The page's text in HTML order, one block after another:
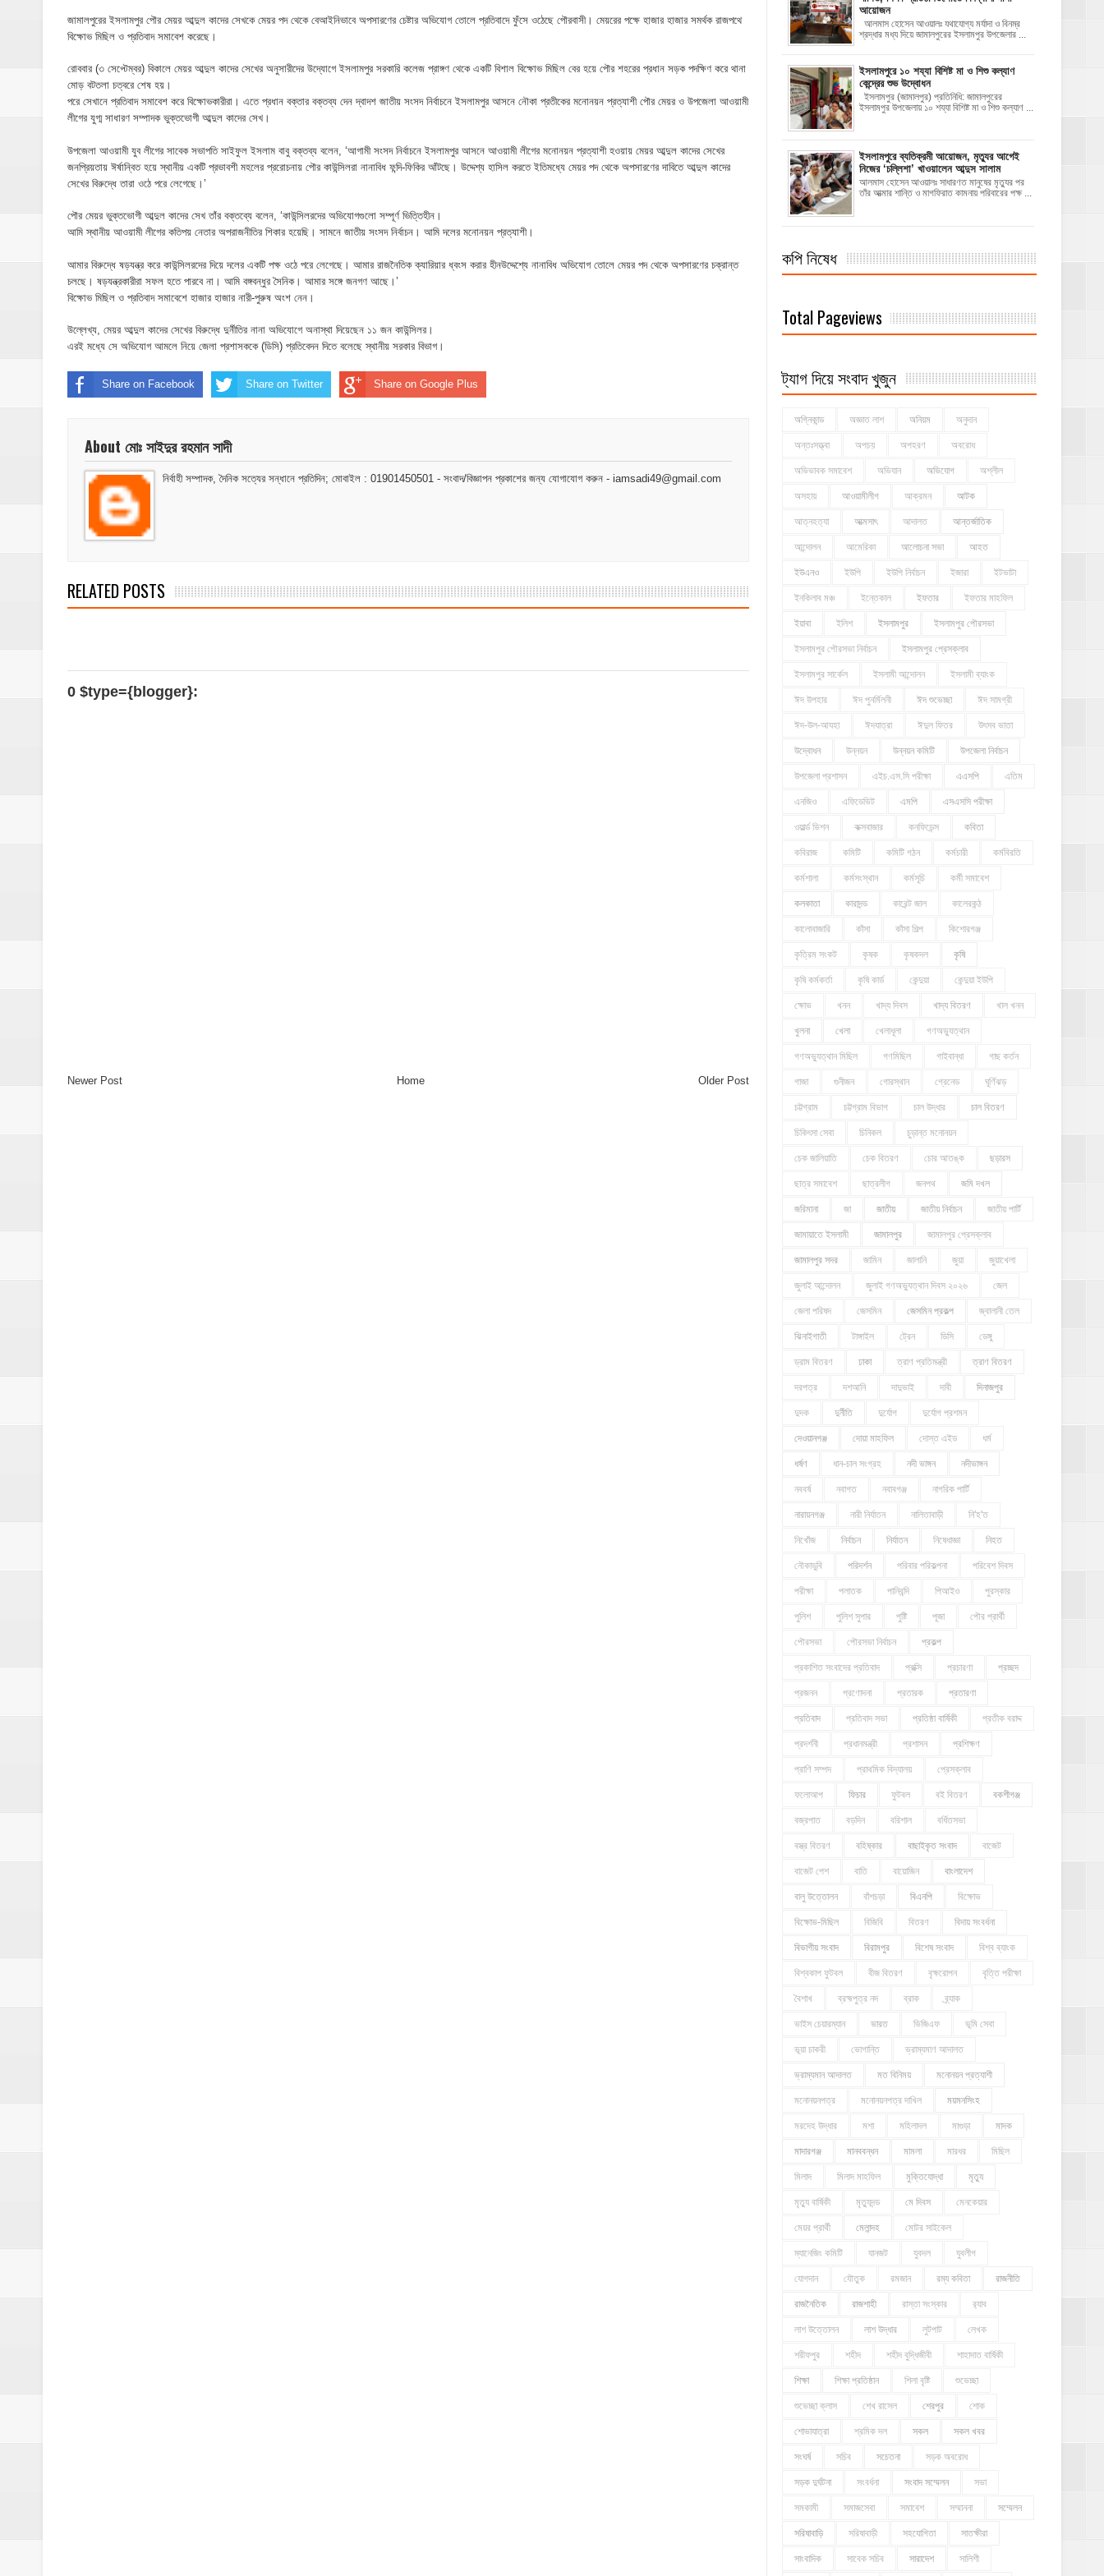
ইসলামপুরে ব্রহ্মপুত্র নদের ভাঙ্গন; চোখের সামনেই ভিটে মাটি হারিয়ে দিশেহারা মানুষ
মনটা আমার কেন যে ভালো লাগে না?- আতিকুর রহমান
ঝিনাইগাতীতে ভাতিজাদের হামলায় চাচী নিহত; হত্যা মামলার প্রস্তুতি
‎ইসলামপুরে এতিমখানার কমিটি নিয়ে হট্টগোল, সমাজসেবা কর্মচারীর বিরুদ্ধে ঘুষের অভিযোগ
আমরা সবই করতে চাই, তবে আমাদের হাত-পা বাঁধা; শেরপুরে ত্রাণ প্রতিমন্ত্রী
ইসলামপুরে আর্থিক সাক্ষরতা ও লেনদেনে নিরাপত্তা বিষয়ক কর্মশালা ও গ্রাহক সমাবেশ অনুষ্ঠিত
ইসলামপুরে কাঁসা শিল্প উন্নয়ন কমিটি ঘোষণা- সভাপতি উত্তম, সম্পাদক মহাদেব
​ইসলামপুর মহলগিরী উচ্চ বিদ্যালয়ে নজিরবিহীন জালিয়াতি; রেজাল্ট ছাড়াই শিক্ষক নিয়োগ
ইসলামপুরে তৃতীয় লিঙ্গ জনগোষ্ঠীর সক্ষমতা উন্নয়ন বিষয়ক প্রশিক্ষণ অনুষ্ঠিত
মাদকের ব্যাপারে কোনো সুপারিশ চলবে না, বিএনপির হলেও শাস্তি আরও বেশি হবে” — এমপি মাহমুদুল হক রুবেল
​ইসলামপুরে পূর্বশত্রুতার জেরে প্রতিপক্ষের বসতঘরে মধ্যরাতে তাণ্ডব,গরু,স্বর্ণালঙ্কারসহ বিপুল টাকা লুট
‎ইসলামপুর স্বাস্থ্য কমপ্লেক্স ১০১ শয্যায় উন্নীত, বাবু এমপির উন্নয়নের ধারায় স্বাস্থ্যসেবায় নতুন দিগন্ত
জামালপুরের ইসলামপুর পৌর মেয়র আব্দুল কাদের সেখকে মেয়র পদ থেকে বেআইনিভাবে অপসারণের চেষ্টার অভিযোগ তোলে প্রতিবাদে ফুঁসে ওঠেছে পৌরবাসী। মেয়রের পক্ষে হাজার হাজার সমর্থক রাজপথে
বিক্ষোভ মিছিল ও প্রতিবাদ সমাবেশ করেছে।
রোববার (৩ সেপ্টেম্বর) বিকালে মেয়র আব্দুল কাদের সেখের অনুসারীদের উদ্যোগে ইসলামপুর সরকারি কলেজ প্রাঙ্গণ থেকে একটি বিশাল বিক্ষোভ মিছিল বের হয়ে পৌর শহরের প্রধান সড়ক পদক্ষিণ করে থানা
মোড় বটতলা চত্বরে শেষ হয়।
পরে সেখানে প্রতিবাদ সমাবেশ করে বিক্ষোভকারীরা। এতে প্রধান বক্তার বক্তব্য দেন দ্বাদশ জাতীয় সংসদ নির্বাচনে ইসলামপুর আসনে নৌকা প্রতীকের মনোনয়ন প্রত্যাশী পৌর মেয়র ও উপজেলা আওয়ামী
লীগের যুগ্ম সাধারণ সম্পাদক ভুক্তভোগী আব্দুল কাদের সেখ।
উপজেলা আওয়ামী যুব লীগের সাবেক সভাপতি সাইফুল ইসলাম বাবু বক্তব্য বলেন, ‘আগামী সংসদ নির্বাচনে ইসলামপুর আসনে আওয়ামী লীগের মনোনয়ন প্রত্যাশী হওয়ায় মেয়র আব্দুল কাদের সেখের
জনপ্রিয়তায় ঈর্ষান্বিত হয়ে স্থানীয় একটি প্রভাবশী মহলের প্ররোচনায় পৌর কাউন্সিলরা নানাবিধ ফন্দি-ফিকির আঁটছে। উদ্দেশ্য হাসিল করতে ইতিমধ্যে মেয়র পদ থেকে অপসারণের দাবিতে আব্দুল কাদের
সেখের বিরুদ্ধে তারা ওঠে পরে লেগেছে।’
পৌর মেয়র ভুক্তভোগী আব্দুল কাদের সেখ তাঁর বক্তব্যে বলেন, ‘কাউন্সিলরদের অভিযোগগুলো সম্পূর্ণ ভিত্তিহীন।
আমি স্থানীয় আওয়ামী লীগের কতিপয় নেতার অপরাজনীতির শিকার হয়েছি। সামনে জাতীয় সংসদ নির্বাচন। আমি দলের মনোনয়ন প্রত্যাশী।
আমার বিরুদ্ধে ষড়যন্ত্র করে কাউন্সিলরদের দিয়ে দলের একটি পক্ষ ওঠে পরে লেগেছে। আমার রাজনৈতিক ক্যারিয়ার ধ্বংস করার হীনউদ্দেশ্যে নানাবিধ অভিযোগ তোলে মেয়র পদ থেকে অপসারণের চক্রান্ত
চলছে। ষড়যন্ত্রকারীরা সফল হতে পারবে না। আমি বঙ্গবন্ধুর সৈনিক। আমার সঙ্গে জনগণ আছে।’
বিক্ষোভ মিছিল ও প্রতিবাদ সমাবেশে হাজার হাজার নারী-পুরুষ অংশ নেন।
উল্লেখ্য, মেয়র আব্দুল কাদের সেখের বিরুদ্ধে দুর্নীতির নানা অভিযোগে অনাস্থা দিয়েছেন ১১ জন কাউন্সিলর।
এরই মধ্যে সে অভিযোগ আমলে নিয়ে জেলা প্রশাসককে (ডিসি) প্রতিবেদন দিতে বলেছে স্থানীয় সরকার বিভাগ।
Share on Facebook Share on Twitter Share on Google Plus
About মোঃ সাইদুর রহমান সাদী
নির্বাহী সম্পাদক, দৈনিক সত্যের সন্ধানে প্রতিদিন; মোবাইল : 01901450501 - সংবাদ/বিজ্ঞাপন প্রকাশের জন্য যোগাযোগ করুন - iamsadi49@gmail.com
RELATED POSTS
0 $type={blogger}:
Newer Post Older Post
Home
আয়োজন
‎​আলমাস হোসেন আওয়ালঃ‎ ‎​যথাযোগ্য মর্যাদা ও বিনম্র
শ্রদ্ধার মধ্য দিয়ে জামালপুরের ইসলামপুর উপজেলার ...
ইসলামপুরে ১০ শয্যা বিশিষ্ট মা ও শিশু কল্যাণ
কেন্দ্রের শুভ উদ্বোধন
ইসলামপুর (জামালপুর) প্রতিনিধি: জামালপুরের
ইসলামপুর উপজেলায় ১০ শয্যা বিশিষ্ট মা ও শিশু কল্যাণ ...
‎ইসলামপুরে ব্যতিক্রমী আয়োজন, মৃত্যুর আগেই
নিজের ‘চল্লিশা’ খাওয়ালেন আব্দুস সালাম
আলমাস হোসেন আওয়ালঃ ‎​সাধারণত মানুষের মৃত্যুর পর
তাঁর আত্মার শান্তি ও মাগফিরাত কামনায় পরিবারের পক্ষ ...
কপি নিষেধ
Total Pageviews
ট্যাগ দিয়ে সংবাদ খুজুন
অগ্নিকান্ড অজ্ঞাত লাশ অনিয়ম অনুদান
অন্তঃসত্ত্বা অপচয় অপহরণ অবরোধ
অভিভাবক সমাবেশ অভিযান অভিযোগ অশ্লীল
অসহায় আওয়ামীলীগ আক্রমন আটক
আত্নহত্যা আত্মসাৎ আদালত আন্তর্জাতিক
আন্দোলন আমেরিকা আলোচনা সভা আহত
ইউএনও ইউপি ইউপি নির্বাচন ইজারা ইটভাটা
ইনকিলাব মঞ্চ ইন্তেকাল ইফতার ইফতার মাহফিল
ইয়াবা ইলিশ ইসলামপুর ইসলামপুর পৌরসভা
ইসলামপুর পৌরসভা নির্বাচন ইসলামপুর প্রেসক্লাব
ইসলামপুর সার্কেল ইসলামী আন্দোলন ইসলামী ব্যাংক
ঈদ উপহার ঈদ পুনর্মিলনী ঈদ শুভেচ্ছা ঈদ সামগ্রী
ঈদ-উল-আযহা ঈদযাত্রা ঈদুল ফিতর উৎসব ভাতা
উদ্বোধন উন্নয়ন উন্নয়ন কমিটি উপজেলা নির্বাচন
উপজেলা প্রশাসন এইচ.এস.সি পরীক্ষা এএসপি এতিম
এনজিও এফিডেভিট এমপি এসএসসি পরীক্ষা
ওয়ার্ল্ড ভিশন কক্সবাজার কনফিডেন্স কবিতা
কবিরাজ কমিটি কমিটি গঠন কর্মচারী কর্মবিরতি
কর্মশালা কর্মসংস্থান কর্মসূচি কর্মী সমাবেশ
কলকাতা কারাদন্ড কারেন্ট জাল কালেরকন্ঠ
কালোবাজারি কাঁসা কাঁসা শিল্প কিশোরগঞ্জ
কৃত্রিম সংকট কৃষক কৃষকদল কৃষি
কৃষি কর্মকর্তা কৃষি কার্ড কেন্দুয়া কেন্দুয়া ইউপি
ক্ষোভ খনন খাদ্য দিবস খাদ্য বিতরণ খাল খনন
খুলনা খেলা খেলাধূলা গণঅভ্যুত্থান
গণঅভ্যুত্থান মিছিল গণমিছিল গাইবান্ধা গাছ কর্তন
গাজা গুনীজন গোরস্থান গ্রেনেড ঘূর্ণিঝড়
চট্টগ্রাম চট্টগ্রাম বিভাগ চাল উদ্ধার চাল বিতরণ
চিকিৎসা সেবা চিনিকল চুড়ান্ত মনোনয়ন
চেক জালিয়াতি চেক বিতরণ চোর আতঙ্ক ছড়ারস
ছাত্র সমাবেশ ছাত্রলীগ জনপথ জমি দখল
জরিমানা জা জাতীয় জাতীয় নির্বাচন জাতীয় পার্টি
জামায়াতে ইসলামী জামালপুর জামালপুর প্রেসক্লাব
জামালপুর সদর জামিন জালানি জুয়া জুয়াখেলা
জুলাই আন্দোলন জুলাই গণঅভ্যুত্থান দিবস ২০২৬ জেল
জেলা পরিষদ জেসমিন জেসমিন প্রকল্প জ্বালানী তেল
ঝিনাইগাতী টাঙ্গাইল ট্রেন ডিসি ডেঙ্গু
ড্রাম বিতরণ ঢাকা ত্রাণ প্রতিমন্ত্রী ত্রাণ বিতরণ
দরপত্র দশআনি দাদুভাই দাবী দিনাজপুর
দুদক দুর্নীতি দুর্যোগ দুর্যোগ প্রশমন
দেওয়ানগঞ্জ দোয়া মাহফিল দোস্ত এইড ধর্ম
ধর্ষণ ধান-চাল সংগ্রহ নদী ভাঙ্গন নদীভাঙ্গন
নববর্ষ নবাগত নবাবগঞ্জ নাগরিক পার্টি
নারায়নগঞ্জ নারী নির্যাতন নালিতাবাড়ী নি'হ'ত
নিখোঁজ নির্বাচন নির্যাতন নিষেধাজ্ঞা নিহত
নৌকাডুবি পরিদর্শন পরিবার পরিকল্পনা পরিবেশ দিবস
পরীক্ষা পলাতক পানিবন্দি পিআইও পুরস্কার
পুলিশ পুলিশ সুপার পুষ্টি পূজা পৌর প্রার্থী
পৌরসভা পৌরসভা নির্বাচন প্রকল্প
প্রকাশিত সংবাদের প্রতিবাদ প্রক্সি প্রচারণা প্রচ্ছদ
প্রজনন প্রণোদনা প্রতারক প্রতারণা
প্রতিবাদ প্রতিবাদ সভা প্রতিষ্ঠা বার্ষিকী প্রতীক বরাদ্দ
প্রদর্শনী প্রধানমন্ত্রী প্রশাসন প্রশিক্ষণ
প্রাণি সম্পদ প্রাথমিক বিদ্যালয় প্রেসক্লাব
ফলোআপ ফিচার ফুটবল বই বিতরণ বকশীগঞ্জ
বজ্রপাত বড়দিন বরিশাল বর্ধিতসভা
বস্ত্র বিতরণ বহিষ্কার বাছাইকৃত সংবাদ বাজেট
বাজেট পেশ বাতি বায়োজিন বাংলাদেশ
বালু উত্তোলন বাঁশচড়া বিএনপি বিক্ষোভ
বিক্ষোভ-মিছিল বিজিবি বিতরণ বিদায় সংবর্ধনা
বিভাগীয় সংবাদ বিরামপুর বিশেষ সংবাদ বিশ্ব ব্যাংক
বিশ্বকাপ ফুটবল বীজ বিতরণ বৃক্ষরোপন বৃত্তি পরীক্ষা
বৈশাখ ব্রহ্মপুত্র নদ ব্রাক ব্র্যাক
ভাইস চেয়ারম্যান ভারত ভিজিএফ ভূমি সেবা
ভূয়া চাকরী ভোগান্তি ভ্রাম্যমাণ আদালত
ভ্রাম্যমান আদালত মত বিনিময় মনোনয়ন প্রত্যাশী
মনোনয়নপত্র মনোনয়নপত্র দাখিল ময়মনসিংহ
মরদেহ উদ্ধার মশা মহিলাদল মাগুড়া মাদক
মাদারগঞ্জ মানববন্ধন মামলা মারধর মিছিল
মিলাদ মিলাদ মাহফিল মুক্তিযোদ্ধা মৃত্যু
মৃত্যু বার্ষিকী মৃত্যুদন্ড মে দিবস মেনকেয়ার
মেয়র প্রার্থী মেলান্দহ মোটর সাইকেল
ম্যানেজিং কমিটি যানজট যুবদল যুবলীগ
যোগদান যৌতুক রমজান রম্য কবিতা রাজনীতি
রাজনৈতিক রাজশাহী রাস্তা সংস্কার র‍্যাব
লাশ উত্তোলন লাশ উদ্ধার লুটপাট লেখক
শরীফপুর শহীদ শহীদ বুদ্ধিজীবী শাহাদাত বার্ষিকী
শিক্ষা শিক্ষা প্রতিষ্ঠান শিলা বৃষ্টি শুভেচ্ছা
শুভেচ্ছা ক্লাস শেখ রাসেল শেরপুর শোক
শোভাযাত্রা শ্রমিক দল সকল সকল খবর
সংঘর্ষ সচিব সচেতনা সড়ক অবরোধ
সড়ক দুর্ঘটনা সংবর্ধনা সংবাদ সম্মেলন সভা
সমকামী সমাজসেবা সমাবেশ সম্মাননা সম্মেলন
সরিষাবাড়ি সরিষাবাড়ী সহযোগিতা সাতক্ষীরা
সাংবাদিক সাবেক সচিব সারাদেশ সালিশী